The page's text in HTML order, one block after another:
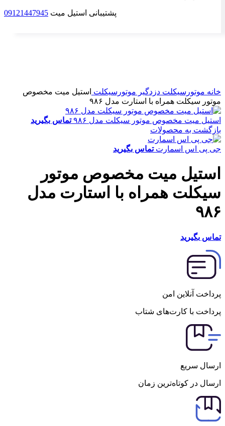
پشتیبانی استیل میت 09121447945
خانه موتورسیکلت دزدگیر موتورسیکلت استیل میت مخصوص
موتور سیکلت همراه با استارت مدل ۹۸۶
استیل میت مخصوص موتور سیکلت مدل ۹۸۶
تماس بگیرید
بازگشت به محصولات
جی پی اس اسمارتتماس بگیرید
استیل میت مخصوص موتور
سیکلت همراه با استارت مدل
۹۸۶
تماس بگیرید
پرداخت آنلاین امن
پرداخت با کارت‌های شتاب
ارسال سریع
ارسال در کوتاه‌ترین زمان